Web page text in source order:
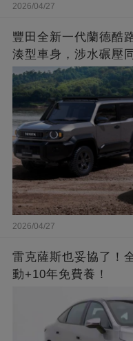
2026/04/27
豐田全新一代蘭德酷
湊型車身，涉水碾壓
2026/04/27
雷克薩斯也妥協了！
動+10年免費養！